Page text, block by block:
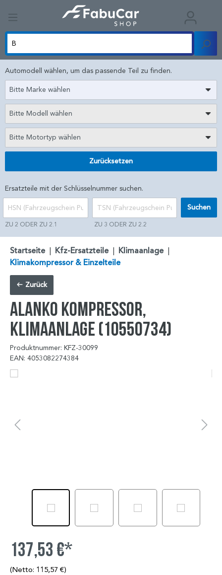
Automodell wählen, um das passende Teil zu finden.
Bitte Marke wählen
Bitte Modell wählen
Bitte Motortyp wählen
Zurücksetzen
Ersatzteile mit der Schlüsselnummer suchen.
ZU 2 ODER ZU 2.1 ZU 3 ODER ZU 2.2
Suchen
Startseite | Kfz-Ersatzteile | Klimaanlage |
Klimakompressor & Einzelteile
Zurück
ALANKO Kompressor,
Klimaanlage (10550734)
Produktnummer: KFZ-30099
EAN: 4053082274384
137,53 €*
(Netto: 115,57 €)